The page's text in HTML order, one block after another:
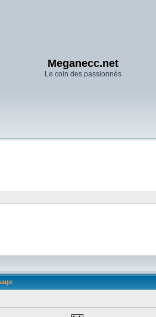
Meganecc.net
Le coin des passionnés